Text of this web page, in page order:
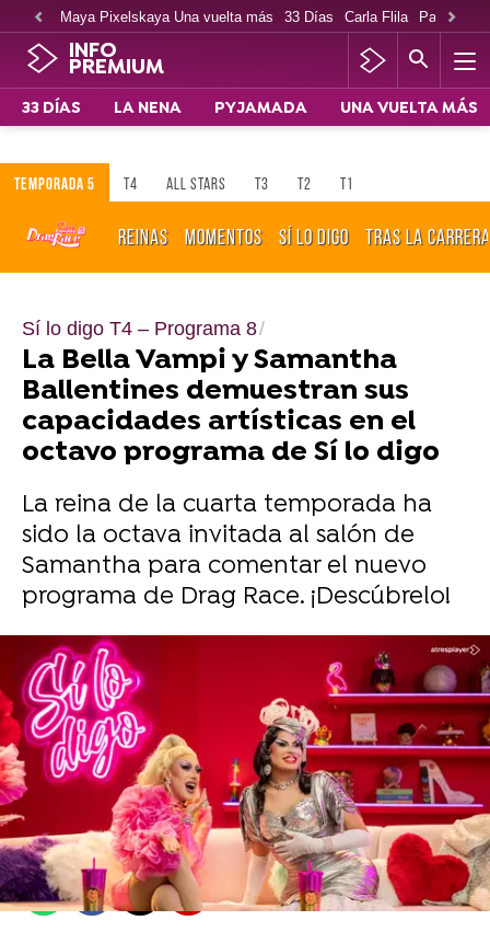
Maya Pixelskaya Una vuelta más 33 Días Carla Flila Paco
INFO
PREMIUM
33 DÍAS LA NENA PYJAMADA UNA VUELTA MÁS
TEMPORADA 5 T4 ALL STARS T3 T2 T1
REINAS MOMENTOS SÍ LO DIGO TRAS LA CARRERA
Sí lo digo T4 – Programa 8
La Bella Vampi y Samantha
Ballentines demuestran sus
capacidades artísticas en el
octavo programa de Sí lo digo
La reina de la cuarta temporada ha
sido la octava invitada al salón de
Samantha para comentar el nuevo
programa de Drag Race. ¡Descúbrelo!
Camino Sánchez
Publicado:17 de noviembre de 2025, 20:06
WhatsappFacebook
X Flipboard